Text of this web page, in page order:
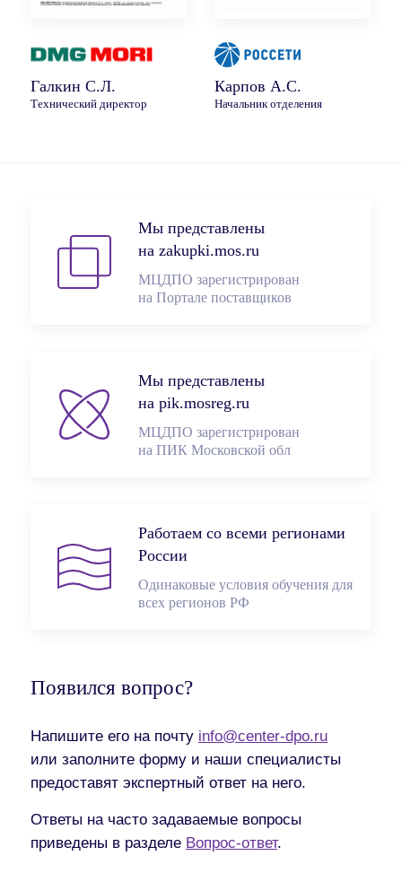
Галкин С.Л.
Технический директор
Карпов А.С.
Начальник отделения
Мы представлены
на zakupki.mos.ru
МЦДПО зарегистрирован
на Портале поставщиков
Мы представлены
на pik.mosreg.ru
МЦДПО зарегистрирован
на ПИК Московской обл
Работаем со всеми регионами
России
Одинаковые условия обучения для
всех регионов РФ
Появился вопрос?
Напишите его на почту info@center-dpo.ru
или заполните форму и наши специалисты
предоставят экспертный ответ на него.
Ответы на часто задаваемые вопросы
приведены в разделе Вопрос-ответ.